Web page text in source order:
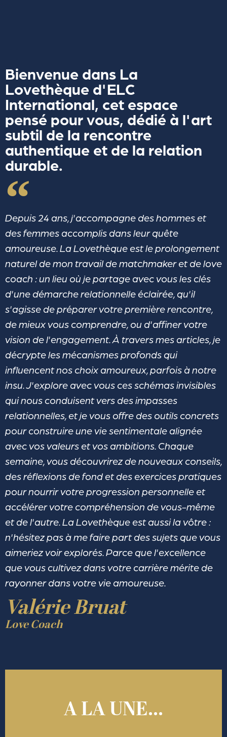
Bienvenue dans La
Lovethèque d'ELC
International, cet espace
pensé pour vous, dédié à l'art
subtil de la rencontre
authentique et de la relation
durable.
Depuis 24 ans, j'accompagne des hommes et
des femmes accomplis dans leur quête
amoureuse. La Lovethèque est le prolongement
naturel de mon travail de matchmaker et de love
coach : un lieu où je partage avec vous les clés
d'une démarche relationnelle éclairée, qu'il
s'agisse de préparer votre première rencontre,
de mieux vous comprendre, ou d'affiner votre
vision de l'engagement. À travers mes articles, je
décrypte les mécanismes profonds qui
influencent nos choix amoureux, parfois à notre
insu. J'explore avec vous ces schémas invisibles
qui nous conduisent vers des impasses
relationnelles, et je vous offre des outils concrets
pour construire une vie sentimentale alignée
avec vos valeurs et vos ambitions. Chaque
semaine, vous découvrirez de nouveaux conseils,
des réflexions de fond et des exercices pratiques
pour nourrir votre progression personnelle et
accélérer votre compréhension de vous-même
et de l'autre. La Lovethèque est aussi la vôtre :
n'hésitez pas à me faire part des sujets que vous
aimeriez voir explorés. Parce que l'excellence
que vous cultivez dans votre carrière mérite de
rayonner dans votre vie amoureuse.
Valérie Bruat
Love Coach
A LA UNE...